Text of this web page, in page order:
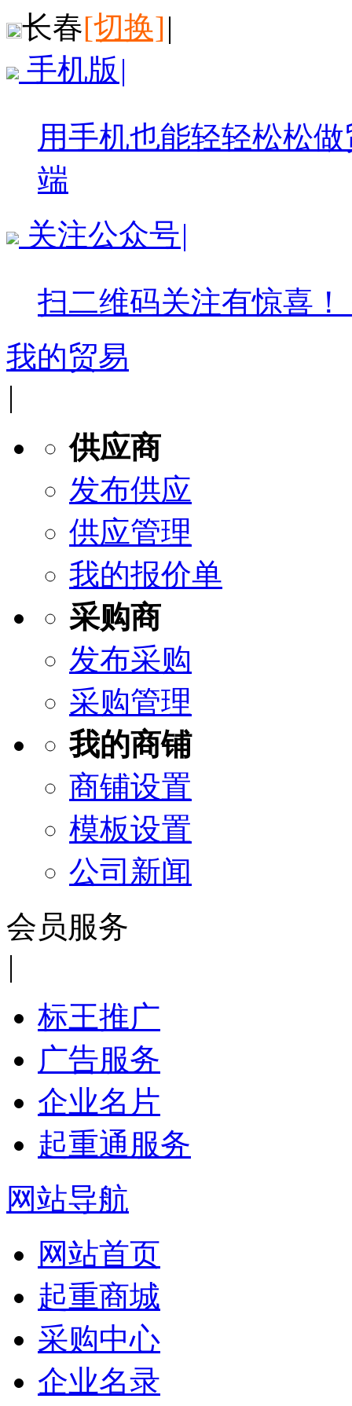
长春[切换]|
手机版 |
用手机也能轻轻松松
端
关注公众号|
扫二维码关注有惊喜！
我的贸易
|
供应商
发布供应
供应管理
我的报价单
采购商
发布采购
采购管理
我的商铺
商铺设置
模板设置
公司新闻
会员服务
|
标王推广
广告服务
企业名片
起重通服务
网站导航
网站首页
起重商城
采购中心
企业名录